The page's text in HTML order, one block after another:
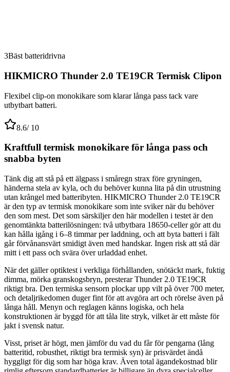
3Bäst batteridrivna
HIKMICRO Thunder 2.0 TE19CR Termisk Clipon
Flexibel clip-on monokikare som klarar långa pass tack vare
utbytbart batteri.
8.6/ 10
Kraftfull termisk monokikare för långa pass och
snabba byten
Tänk dig att stå på ett älgpass i småregn strax före gryningen,
händerna stela av kyla, och du behöver kunna lita på din utrustning
utan krångel med batteribyten. HIKMICRO Thunder 2.0 TE19CR
är den typ av termisk monokikare som inte sviker när du behöver
den som mest. Det som särskiljer den här modellen i testet är den
genomtänkta batterilösningen: två utbytbara 18650-celler gör att du
kan hålla igång i 6–8 timmar per laddning, och att byta batteri i fält
går förvånansvärt smidigt även med handskar. Ingen risk att stå där
mitt i ett pass och svära över urladdad enhet.
När det gäller optiktest i verkliga förhållanden, snötäckt mark, fuktig
dimma, mörka granskogsbryn, presterar Thunder 2.0 TE19CR
riktigt bra. Den termiska sensorn plockar upp vilt på över 700 meter,
och detaljrikedomen duger fint för att avgöra art och rörelse även på
långa håll. Menyn och reglagen känns logiska, och hela
konstruktionen är byggd för att tåla lite stryk, vilket är ett måste för
jakt i svensk natur.
Visst, priset är högt, men jämför du vad du får för pengarna (lång
batteritid, robusthet, riktigt bra termisk syn) är prisvärdet ändå
hyggligt för dig som har höga krav. Även total ägandekostnad blir